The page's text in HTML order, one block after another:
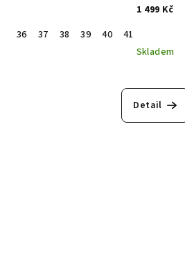
1 499 Kč
36
37 38 39 40
41
Skladem
Detail